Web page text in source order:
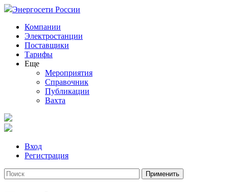
Энергосети России
Компании
Электростанции
Поставщики
Тарифы
Еще
Мероприятия
Справочник
Публикации
Вахта
Вход
Регистрация